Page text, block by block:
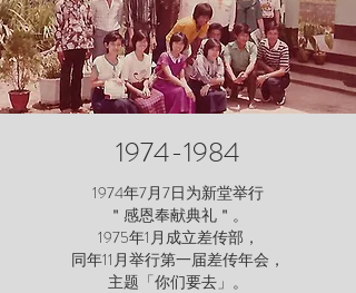
1974-1984
1974年7月7日为新堂举行
＂感恩奉献典礼＂。
1975年1月成立差传部，
同年11月举行第一届差传年会，
主题「你们要去」。